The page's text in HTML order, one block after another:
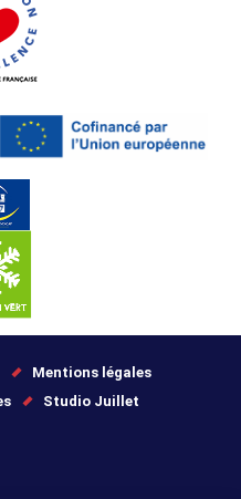
Mentions légales
Studio Juillet